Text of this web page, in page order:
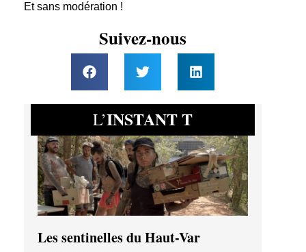
Et sans modération !
Suivez-nous
L’INSTANT T
Les sentinelles du Haut-Var